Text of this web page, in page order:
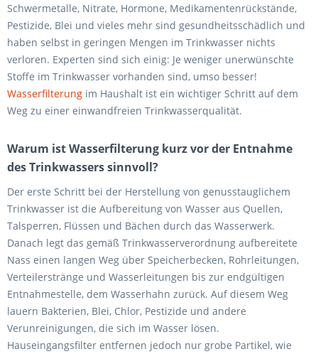
Schwermetalle, Nitrate, Hormone, Medikamentenrückstände,
Pestizide, Blei und vieles mehr sind gesundheitsschädlich und
haben selbst in geringen Mengen im Trinkwasser nichts
verloren. Experten sind sich einig: Je weniger unerwünschte
Stoffe im Trinkwasser vorhanden sind, umso besser!
Wasserfilterung im Haushalt ist ein wichtiger Schritt auf dem
Weg zu einer einwandfreien Trinkwasserqualität.
Warum ist Wasserfilterung kurz vor der Entnahme
des Trinkwassers sinnvoll?
Der erste Schritt bei der Herstellung von genusstauglichem
Trinkwasser ist die Aufbereitung von Wasser aus Quellen,
Talsperren, Flüssen und Bächen durch das Wasserwerk.
Danach legt das gemäß Trinkwasserverordnung aufbereitete
Nass einen langen Weg über Speicherbecken, Rohrleitungen,
Verteilerstränge und Wasserleitungen bis zur endgültigen
Entnahmestelle, dem Wasserhahn zurück. Auf diesem Weg
lauern Bakterien, Blei, Chlor, Pestizide und andere
Verunreinigungen, die sich im Wasser lösen.
Hauseingangsfilter entfernen jedoch nur grobe Partikel, wie